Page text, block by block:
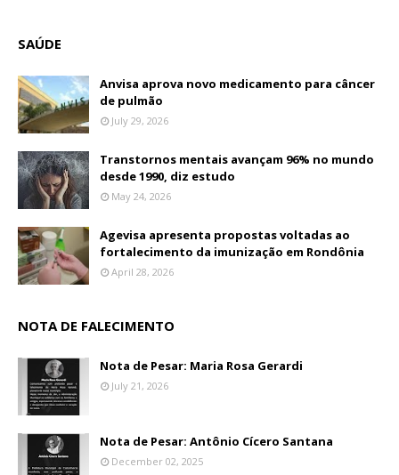
SAÚDE
Anvisa aprova novo medicamento para câncer
de pulmão
July 29, 2026
Transtornos mentais avançam 96% no mundo
desde 1990, diz estudo
May 24, 2026
Agevisa apresenta propostas voltadas ao
fortalecimento da imunização em Rondônia
April 28, 2026
NOTA DE FALECIMENTO
Nota de Pesar: Maria Rosa Gerardi
July 21, 2026
Nota de Pesar: Antônio Cícero Santana
December 02, 2025